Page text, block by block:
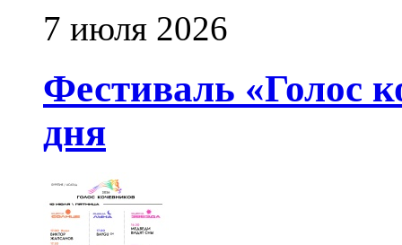
7 июля 2026
Фестиваль «Голос
дня